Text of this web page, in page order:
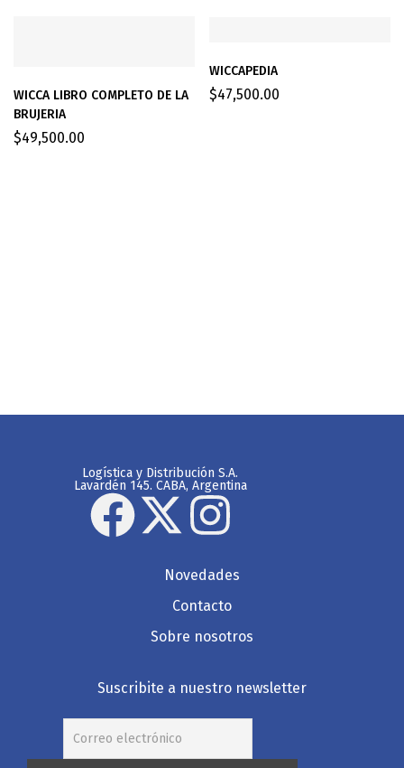
WICCA LIBRO COMPLETO DE LA
BRUJERIA
$49,500.00
WICCAPEDIA
$47,500.00
Logística y Distribución S.A.
Lavardén 145. CABA, Argentina
Novedades
Contacto
Sobre nosotros
Suscribite a nuestro newsletter